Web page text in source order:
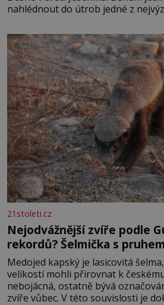
nahlédnout do útrob jedné z
se na koloběžce a den zakončit
Velkých Losinách nebo v termálním
21stoleti.cz
Nejodvážnější zvíře podle
rekordů? Šelmička s
Medojed kapský je lasicovitá
velikostí mohli přirovnat k
nebojácná, ostatně bývá
zvíře vůbec. V této souvislosti je